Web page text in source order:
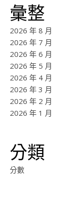
彙整
2026 年 8 月
2026 年 7 月
2026 年 6 月
2026 年 5 月
2026 年 4 月
2026 年 3 月
2026 年 2 月
2026 年 1 月
分類
分數